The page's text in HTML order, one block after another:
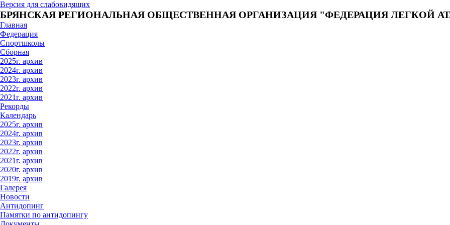
Версия для слабовидящих
БРЯНСКАЯ РЕГИОНАЛЬНАЯ ОБЩЕСТВЕННАЯ ОРГАНИЗАЦИЯ "ФЕДЕРАЦИЯ ЛЕГКОЙ
Главная
Федерация
Спортшколы
Сборная
2025г. архив
2024г. архив
2023г. архив
2022г. архив
2021г. архив
Рекорды
Календарь
2025г. архив
2024г. архив
2023г. архив
2022г. архив
2021г. архив
2020г. архив
2019г. архив
Галерея
Новости
Антидопинг
Памятки по антидопингу